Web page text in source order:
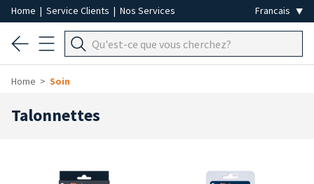
Home | Service Clients | Nos Services
Home Soin
Talonnettes